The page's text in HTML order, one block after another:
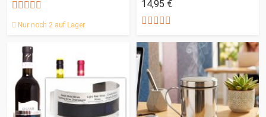
Nur noch 2 auf Lager
14,95 €